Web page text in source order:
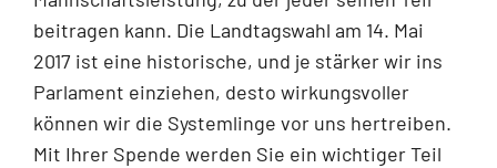
beitragen kann. Die Landtagswahl am 14. Mai
2017 ist eine historische, und je stärker wir ins
Parlament einziehen, desto wirkungsvoller
können wir die Systemlinge vor uns hertreiben.
Mit Ihrer Spende werden Sie ein wichtiger Teil